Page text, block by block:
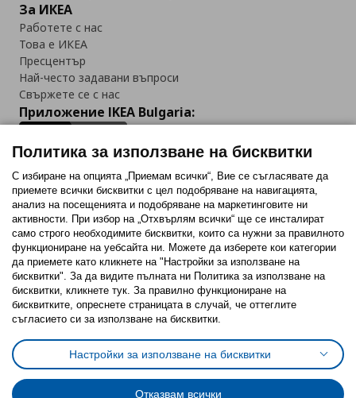
За ИКЕА
Работете с нас
Това е ИКЕА
Пресцентър
Най-често задавани въпроси
Свържете се с нас
Приложение IKEA Bulgaria:
Последвайте ни:
FacebookTwitterYoutubePinterestInstagram
Политика за използване на бисквитки (Cookies)
Избор на настройки за използване на бисквитки
Условия за ползване на ikea.bgОбща политика за личните данни
Политика за защита на личните данни на ikea.bg
Общи условия на програма IKEA Family
Политика за използване на бисквитки
С избиране на опцията „Приемам всички“, Вие се съгласявате да
приемете всички бисквитки с цел подобряване на навигацията,
анализ на посещенията и подобряване на маркетинговите ни
активности. При избор на „Отхвърлям всички“ ще се инсталират
само строго необходимитe бисквитки, които са нужни за правилното
функциониране на уебсайта ни. Можете да изберете кои категории
да приемете като кликнете на "Настройки за използване на
бисквитки". За да видите пълната ни Политика за използване на
бисквитки, кликнете тук. За правилно функциониране на
бисквитките, опреснете страницата в случай, че оттеглите
съгласието си за използване на бисквитки.
Настройки за използване на бисквитки
Отказвам всички